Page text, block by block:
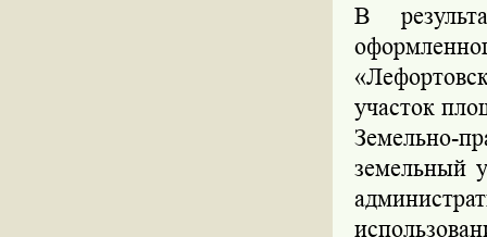
В
участок
Земельно-
земельный